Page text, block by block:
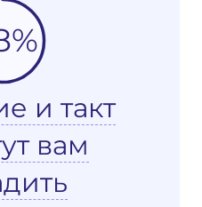
и такт
вам